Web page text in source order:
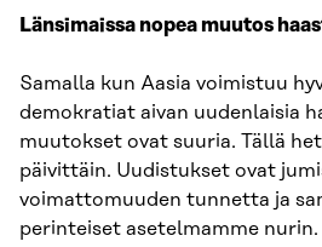
Länsimaissa nopea muutos
Samalla kun Aasia voimistuu
demokratiat aivan uudenlaisia
muutokset ovat suuria. Tällä
päivittäin. Uudistukset ovat
voimattomuuden tunnetta ja
perinteiset asetelmamme nurin.